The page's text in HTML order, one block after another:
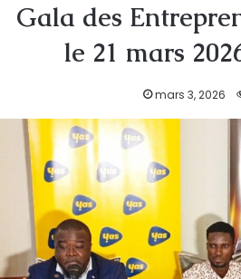
Gala des
le 21 mars
mars 3, 2026